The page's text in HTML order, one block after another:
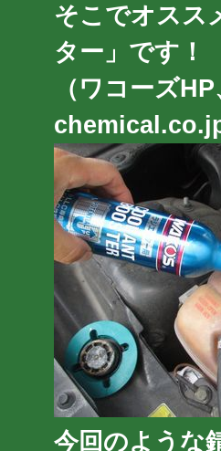
そこでオスス
ター」です！
（ワコーズ
今回のような